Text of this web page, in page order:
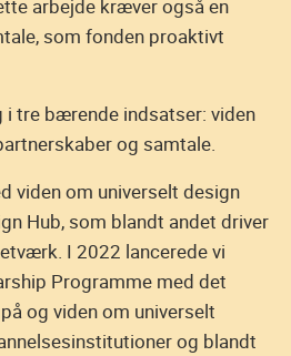
arbejde kræver også en
som fonden proaktivt
tre bærende indsatser: viden
og samtale.
viden om universelt design
Hub, som blandt andet driver
I 2022 lancerede vi
Programme med det
og viden om universelt
og blandt